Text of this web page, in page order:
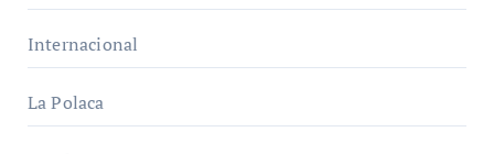
Internacional
La Polaca